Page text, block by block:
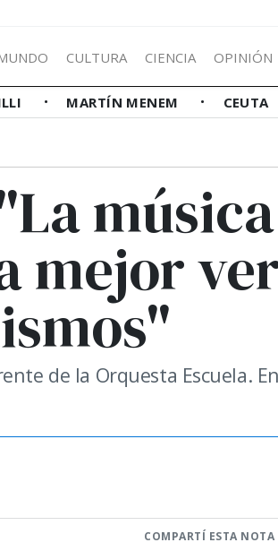
CULTURA CIENCIA OPINIÓN
MARTÍN MENEM CEUTA
mejor
de la Orquesta Escuela.
COMPARTÍ ESTA NOTA